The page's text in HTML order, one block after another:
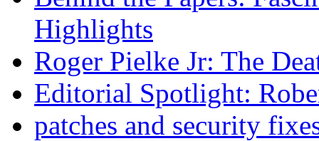
Highlights
Roger Pielke Jr: The
Editorial Spotlight:
patches and security